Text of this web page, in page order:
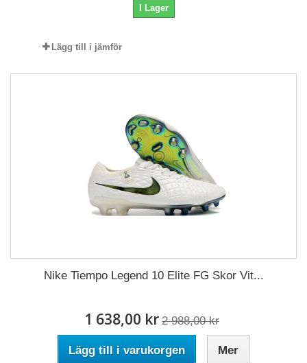
I Lager
Lägg till i jämför
Nike Tiempo Legend 10 Elite FG Skor Vit...
1 638,00 kr 2 988,00 kr
Lägg till i varukorgen Mer